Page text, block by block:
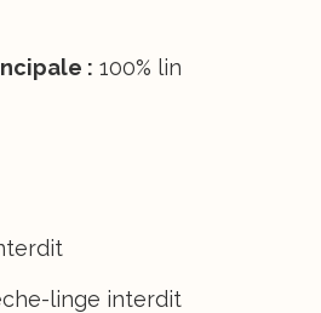
: 100% lin
linge interdit